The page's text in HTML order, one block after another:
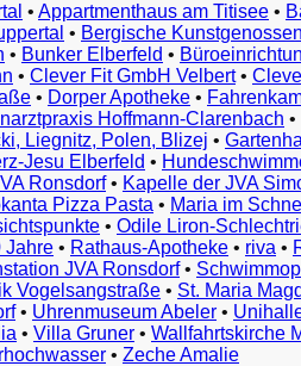
• Appartmenthaus am Titisee •
• Bergische
• Bunker Elberfeld •
• Clever Fit GmbH Velbert•
• Dorper Apotheke •
Hoffmann-Clarenbach •
Liegnitz, Polen, Blizej •
Jesu Elberfeld •
Ronsdorf• Kapelle der JVA
Pizza Pasta • Maria im
• Odile Liron-
Jahre • Rathaus-Apotheke • riva •
JVA Ronsdorf•
Vogelsangstraße • St. Maria
• Uhrenmuseum Abeler •
• Villa Gruner • Wallfahrtskirche
• Zeche Amalie